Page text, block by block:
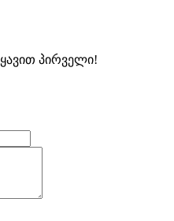
პირველი!